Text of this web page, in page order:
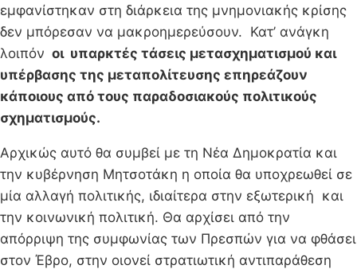
εμφανίστηκαν στη διάρκεια της μνημονιακής κρίσης
δεν μπόρεσαν να μακροημερεύσουν. Κατ’ ανάγκη
λοιπόν οι υπαρκτές τάσεις μετασχηματισμού και
υπέρβασης της μεταπολίτευσης επηρεάζουν
κάποιους από τους παραδοσιακούς πολιτικούς
σχηματισμούς.
Αρχικώς αυτό θα συμβεί με τη Νέα Δημοκρατία και
την κυβέρνηση Μητσοτάκη η οποία θα υποχρεωθεί σε
μία αλλαγή πολιτικής, ιδιαίτερα στην εξωτερική και
την κοινωνική πολιτική. Θα αρχίσει από την
απόρριψη της συμφωνίας των Πρεσπών για να φθάσει
στον Έβρο, στην οιονεί στρατιωτική αντιπαράθεση